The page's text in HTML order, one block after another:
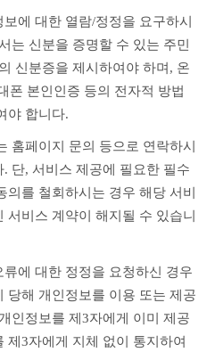
에 대한 열람/정정을 요구하시
는 신분을 증명할 수 있는 주민
신분증을 제시하여야 하며, 온
폰 본인인증 등의 전자적 방법
야 합니다.
페이지 문의 등으로 연락하시
단, 서비스 제공에 필요한 필수
를 철회하시는 경우 해당 서비
서비스 계약이 해지될 수 있습니
에 대한 정정을 요청하신 경우
당해 개인정보를 이용 또는 제공
인정보를 제3자에게 이미 제공
제3자에게 지체 없이 통지하여